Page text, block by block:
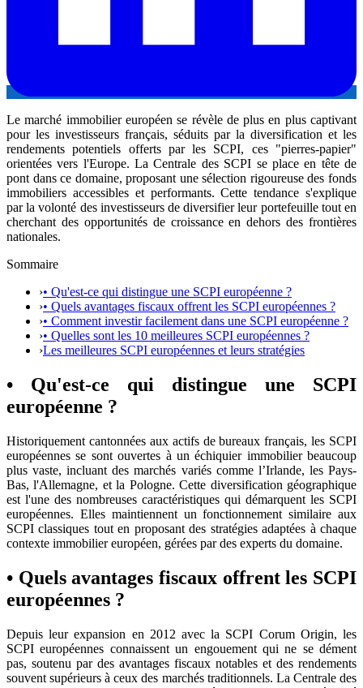
Le marché immobilier européen se révèle de plus en plus captivant
pour les investisseurs français, séduits par la diversification et les
rendements potentiels offerts par les SCPI, ces "pierres-papier"
orientées vers l'Europe. La Centrale des SCPI se place en tête de
pont dans ce domaine, proposant une sélection rigoureuse des fonds
immobiliers accessibles et performants. Cette tendance s'explique
par la volonté des investisseurs de diversifier leur portefeuille tout en
cherchant des opportunités de croissance en dehors des frontières
nationales.
Sommaire
›• Qu'est-ce qui distingue une SCPI européenne ?
›• Quels avantages fiscaux offrent les SCPI européennes ?
›• Comment investir facilement dans une SCPI européenne ?
›• Quelles sont les 10 meilleures SCPI européennes ?
›Les meilleures SCPI européennes et leurs stratégies
• Qu'est-ce qui distingue une SCPI
européenne ?
Historiquement cantonnées aux actifs de bureaux français, les SCPI
européennes se sont ouvertes à un échiquier immobilier beaucoup
plus vaste, incluant des marchés variés comme l’Irlande, les Pays-
Bas, l'Allemagne, et la Pologne. Cette diversification géographique
est l'une des nombreuses caractéristiques qui démarquent les SCPI
européennes. Elles maintiennent un fonctionnement similaire aux
SCPI classiques tout en proposant des stratégies adaptées à chaque
contexte immobilier européen, gérées par des experts du domaine.
• Quels avantages fiscaux offrent les SCPI
européennes ?
Depuis leur expansion en 2012 avec la SCPI Corum Origin, les
SCPI européennes connaissent un engouement qui ne se dément
pas, soutenu par des avantages fiscaux notables et des rendements
souvent supérieurs à ceux des marchés traditionnels. La Centrale des